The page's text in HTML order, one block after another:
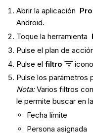
Abrir la aplicación
Android.
Toque la herramienta
Pulse el plan de
Pulse el filtro
icono
Pulse los parámetros
Nota:Varios filtros
le permite buscar en
Fecha límite
Persona asignada